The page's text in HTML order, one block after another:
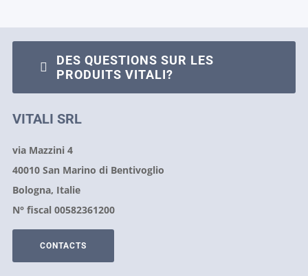
DES QUESTIONS SUR LES
PRODUITS VITALI?
VITALI SRL
via Mazzini 4
40010 San Marino di Bentivoglio
Bologna, Italie
N° fiscal 00582361200
CONTACTS